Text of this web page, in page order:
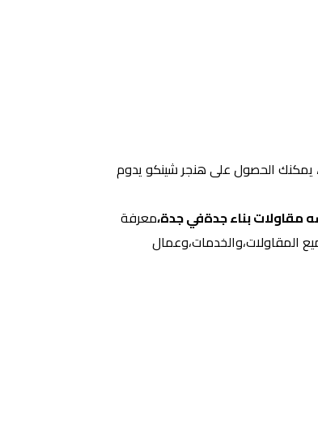
يمكنك الحصول على هنجر شينكو يدوم
مقاولات بناء جدةفي جدة،معرفة
المقاولات،والخدمات،وعمال